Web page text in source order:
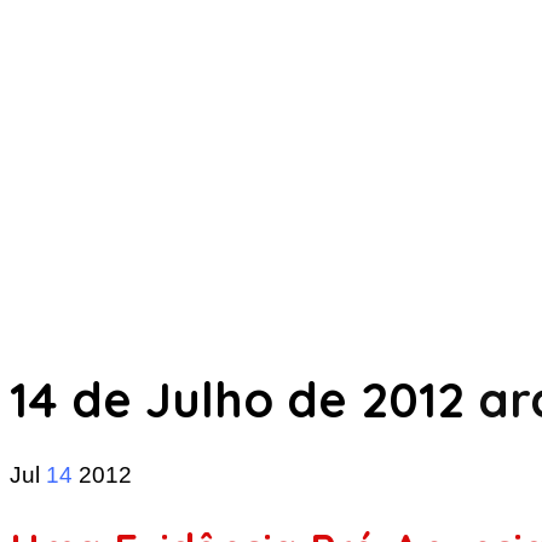
14 de Julho de 2012
Jul 14 2012